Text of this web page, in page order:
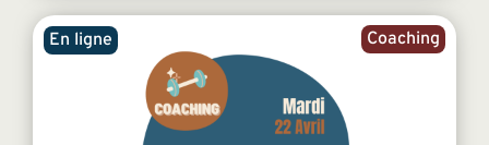
Coaching
En ligne